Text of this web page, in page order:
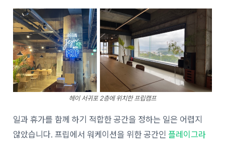
헤이 서귀포 2층에 위치한 프립캠프
일과 휴가를 함께 하기 적합한 공간을 정하는 일은 어렵지
않았습니다. 프립에서 워케이션을 위한 공간인플레이그라